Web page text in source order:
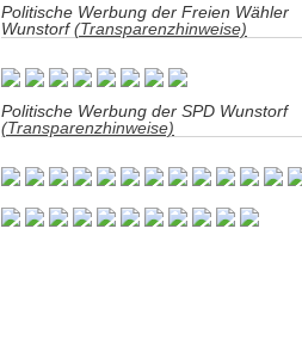
Politische Werbung der Freien Wähler
Wunstorf(Transparenzhinweise)
Politische Werbung der SPD Wunstorf
(Transparenzhinweise)